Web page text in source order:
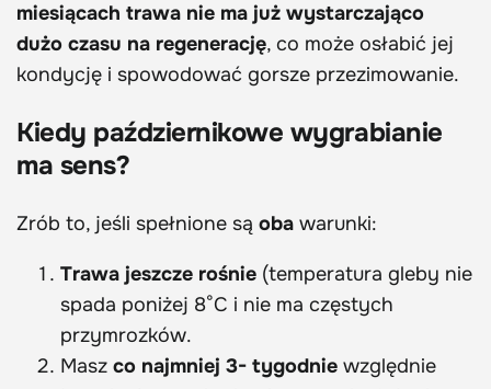
miesiącach trawa nie ma już wystarczająco
dużo czasu na regenerację, co może osłabić jej
kondycję i spowodować gorsze przezimowanie.
Kiedy październikowe wygrabianie
ma sens?
Zrób to, jeśli spełnione są oba warunki:
Trawa jeszcze rośnie (temperatura gleby nie
spada poniżej 8°C i nie ma częstych
przymrozków.
Masz co najmniej 3- tygodnie względnie